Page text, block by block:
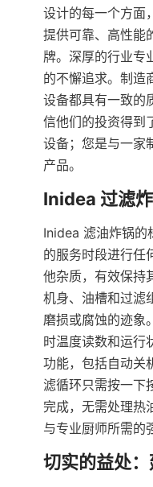
设计的每一个方面
提供可靠、高性能
牌。深厚的行业专
的不懈追求。制造
设备都具有一致的
信他们的投资得到
设备；您是与一家
产品。
Inidea 滤油炸锅的
的服务时段进行任
他杂质，有效保持
机身、油槽和过滤
磨损或腐蚀的迹象
时温度读数和运行
功能，包括自动关
滤循环只需按一下
完成，无需处理热
与专业厨师所需的